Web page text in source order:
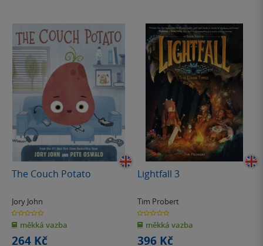
The Couch Potato
Jory John
0.0
z
5
hvězdiček
měkká vazba
264 Kč
Lightfall 3
Tim Probert
0.0
z
5
hvězdiček
měkká vazba
396 Kč